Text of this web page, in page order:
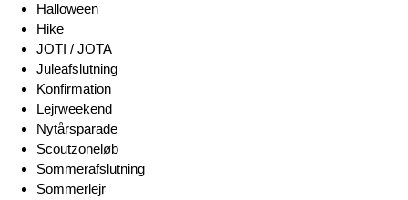
Halloween
Hike
JOTI / JOTA
Juleafslutning
Konfirmation
Lejrweekend
Nytårsparade
Scoutzoneløb
Sommerafslutning
Sommerlejr